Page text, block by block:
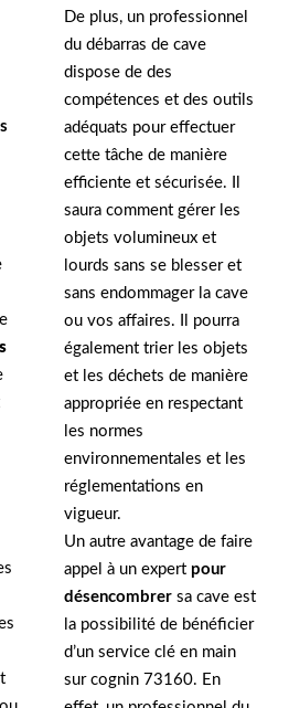
De plus, un professionnel
du débarras de cave
dispose de des
compétences et des outils
adéquats pour effectuer
cette tâche de manière
efficiente et sécurisée. Il
saura comment gérer les
objets volumineux et
lourds sans se blesser et
sans endommager la cave
ou vos affaires. Il pourra
également trier les objets
et les déchets de manière
appropriée en respectant
les normes
environnementales et les
réglementations en
vigueur.
Un autre avantage de faire
appel à un expert pour
désencombrer sa cave est
la possibilité de bénéficier
d’un service clé en main
sur cognin 73160. En